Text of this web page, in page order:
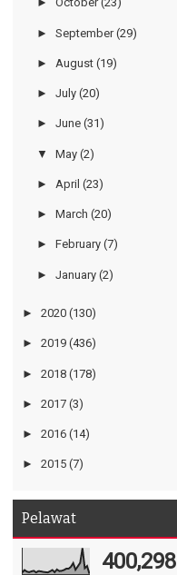
► September (29)
► August (19)
► July (20)
► June (31)
▼ May (2)
► April (23)
► March (20)
► February (7)
► January (2)
► 2020 (130)
► 2019 (436)
► 2018 (178)
► 2017 (3)
► 2016 (14)
► 2015 (7)
Pelawat
400,298